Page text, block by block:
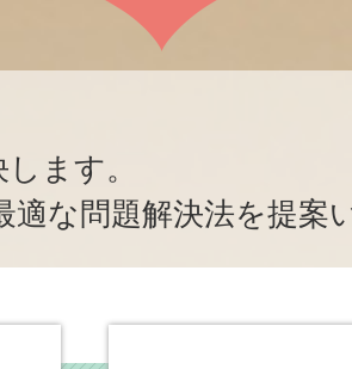
ます。
な問題解決法を提案